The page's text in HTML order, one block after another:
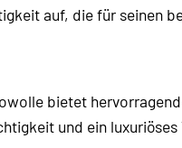
auf, die für seinen
bietet
und ein luxuriöses